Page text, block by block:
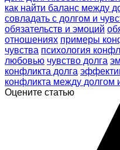
как найти баланс между
совладать с долгом и
обязательств и эмоций
отношениях примеры
чувства психология
любовью чувство долга
конфликта долга
конфликта между долгом
Оцените статью